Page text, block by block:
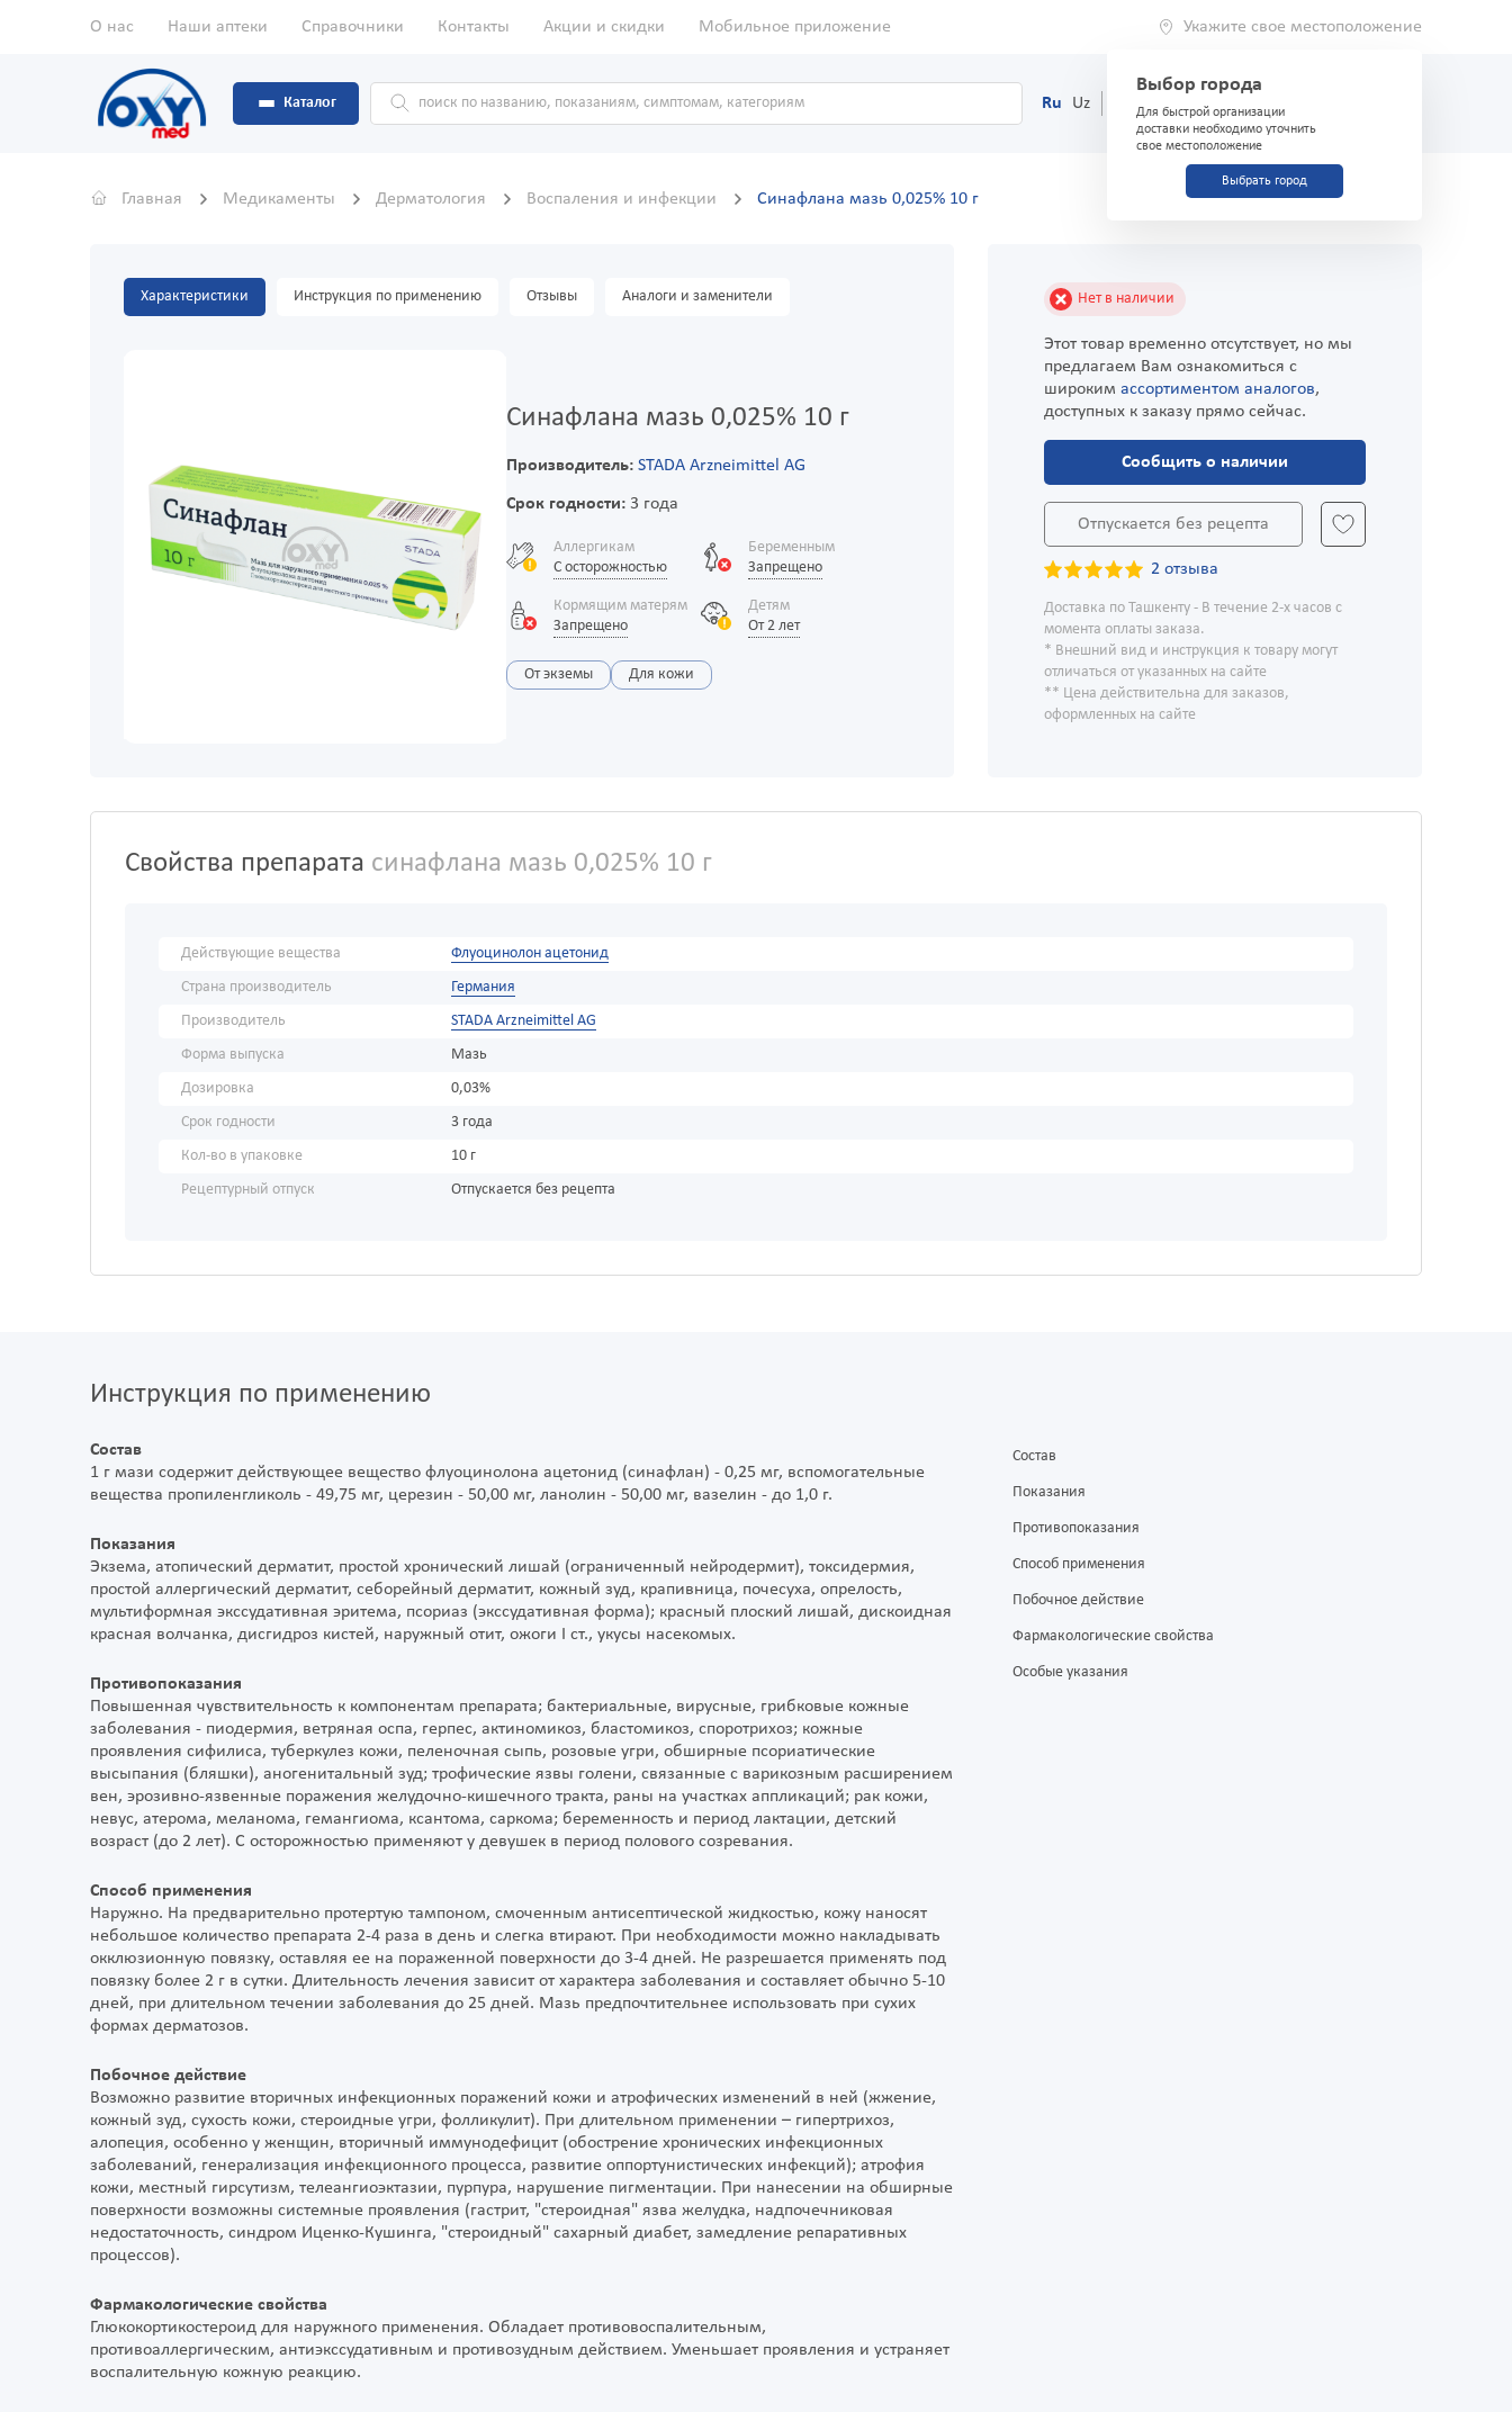
О нас Наши аптеки Справочники Контакты Акции и скидки Мобильное приложение Укажите свое местоположение
Выбор города
Для быстрой организации
доставки необходимо уточнить
свое местоположение
Выбрать город
Каталог Ru Uz (71) 200-03-03
Главная Медикаменты Дерматология Воспаления и инфекции Синафлана мазь 0,025% 10 г
Характеристики Инструкция по применению Отзывы Аналоги и заменители
Синафлана мазь 0,025% 10 г
Производитель: STADA Arzneimittel AG
Срок годности:3 года
Аллергикам
С осторожностью
Беременным
Запрещено
Кормящим матерям
Запрещено
Детям
От 2 лет
От экземы Для кожи
Нет в наличии
Этот товар временно отсутствует, но мы
предлагаем Вам ознакомиться с
широким ассортиментом аналогов,
доступных к заказу прямо сейчас.
Сообщить о наличии
Отпускается без рецепта
2 отзыва
Доставка по Ташкенту - В течение 2-х часов с
момента оплаты заказа.
* Внешний вид и инструкция к товару могут
отличаться от указанных на сайте
** Цена действительна для заказов,
оформленных на сайте
Свойства препарата синафлана мазь 0,025% 10 г
Действующие вещества
Флуоцинолон ацетонид
Страна производитель
Германия
Производитель
STADA Arzneimittel AG
Форма выпуска
Мазь
Дозировка
0,03%
Срок годности
3 года
Кол-во в упаковке
10 г
Рецептурный отпуск
Отпускается без рецепта
Инструкция по применению
Состав
1 г мази содержит действующее вещество флуоцинолона ацетонид (синафлан) - 0,25 мг, вспомогательные
вещества пропиленгликоль - 49,75 мг, церезин - 50,00 мг, ланолин - 50,00 мг, вазелин - до 1,0 г.
Показания
Экзема, атопический дерматит, простой хронический лишай (ограниченный нейродермит), токсидермия,
простой аллергический дерматит, себорейный дерматит, кожный зуд, крапивница, почесуха, опрелость,
мультиформная экссудативная эритема, псориаз (экссудативная форма); красный плоский лишай, дискоидная
красная волчанка, дисгидроз кистей, наружный отит, ожоги I ст., укусы насекомых.
Противопоказания
Повышенная чувствительность к компонентам препарата; бактериальные, вирусные, грибковые кожные
заболевания - пиодермия, ветряная оспа, герпес, актиномикоз, бластомикоз, споротрихоз; кожные
проявления сифилиса, туберкулез кожи, пеленочная сыпь, розовые угри, обширные псориатические
высыпания (бляшки), аногенитальный зуд; трофические язвы голени, связанные с варикозным расширением
вен, эрозивно-язвенные поражения желудочно-кишечного тракта, раны на участках аппликаций; рак кожи,
невус, атерома, меланома, гемангиома, ксантома, саркома; беременность и период лактации, детский
возраст (до 2 лет). С осторожностью применяют у девушек в период полового созревания.
Способ применения
Наружно. На предварительно протертую тампоном, смоченным антисептической жидкостью, кожу наносят
небольшое количество препарата 2-4 раза в день и слегка втирают. При необходимости можно накладывать
окклюзионную повязку, оставляя ее на пораженной поверхности до 3-4 дней. Не разрешается применять под
повязку более 2 г в сутки. Длительность лечения зависит от характера заболевания и составляет обычно 5-10
дней, при длительном течении заболевания до 25 дней. Мазь предпочтительнее использовать при сухих
формах дерматозов.
Побочное действие
Возможно развитие вторичных инфекционных поражений кожи и атрофических изменений в ней (жжение,
кожный зуд, сухость кожи, стероидные угри, фолликулит). При длительном применении – гипертрихоз,
алопеция, особенно у женщин, вторичный иммунодефицит (обострение хронических инфекционных
заболеваний, генерализация инфекционного процесса, развитие оппортунистических инфекций); атрофия
кожи, местный гирсутизм, телеангиоэктазии, пурпура, нарушение пигментации. При нанесении на обширные
поверхности возможны системные проявления (гастрит, "стероидная" язва желудка, надпочечниковая
недостаточность, синдром Иценко-Кушинга, "стероидный" сахарный диабет, замедление репаративных
процессов).
Фармакологические свойства
Глюкокортикостероид для наружного применения. Обладает противовоспалительным,
противоаллергическим, антиэкссудативным и противозудным действием. Уменьшает проявления и устраняет
воспалительную кожную реакцию.
Состав
Показания
Противопоказания
Способ применения
Побочное действие
Фармакологические свойства
Особые указания